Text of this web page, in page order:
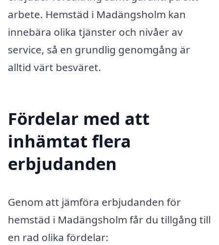
arbete. Hemstäd i Madängsholm kan
innebära olika tjänster och nivåer av
service, så en grundlig genomgång är
alltid värt besväret.
Fördelar med att
inhämtat flera
erbjudanden
Genom att jämföra erbjudanden för
hemstäd i Madängsholm får du tillgång till
en rad olika fördelar: